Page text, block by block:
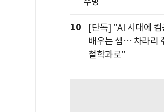
10
[단독] "AI 시대에 컴
배우는 셈… 차라리
철학과로"